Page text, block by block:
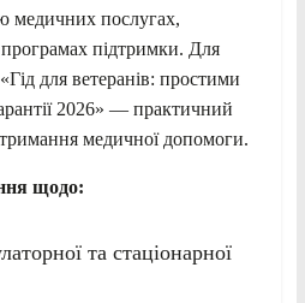
медичних послугах,
підтримки. Для
для ветеранів: простими
2026» — практичний
медичної допомоги.
щодо:
та стаціонарної